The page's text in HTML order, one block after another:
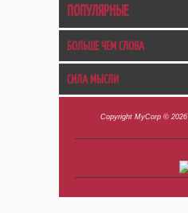
ПОПУЛЯРНЫЕ
БОЛЬШЕ ЧЕМ СЛОВА
СИЛА МЫСЛИ
Copyright MyCorp © 2026